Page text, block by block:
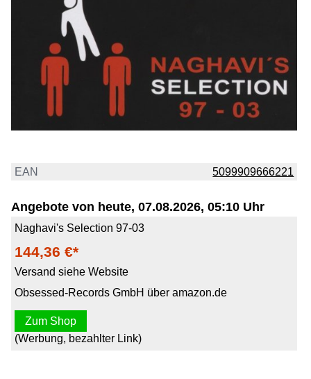
EAN 5099909666221
Angebote von heute, 07.08.2026, 05:10 Uhr
Naghavi's Selection 97-03
144,36 €*
Versand siehe Website
Obsessed-Records GmbH über amazon.de
Zum Shop
(Werbung, bezahlter Link)